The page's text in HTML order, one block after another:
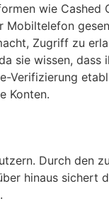
wie Cashed
Zugriff zu
sie wissen, dass
Verifizierung
Konten.
Durch den
hinaus sichert